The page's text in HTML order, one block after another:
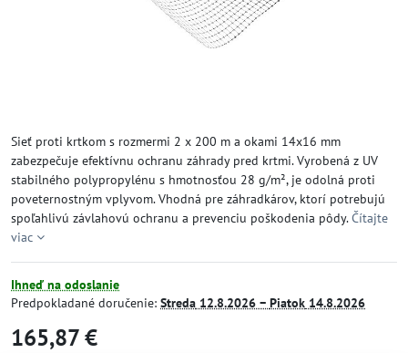
Sieť proti krtkom s rozmermi 2 x 200 m a okami 14x16 mm
zabezpečuje efektívnu ochranu záhrady pred krtmi. Vyrobená z UV
stabilného polypropylénu s hmotnosťou 28 g/m², je odolná proti
poveternostným vplyvom. Vhodná pre záhradkárov, ktorí potrebujú
spoľahlivú závlahovú ochranu a prevenciu poškodenia pôdy.Čítajte
viac
Ihneď na odoslanie
Predpokladané doručenie: Streda 12.8.2026 − Piatok 14.8.2026
165,87 €